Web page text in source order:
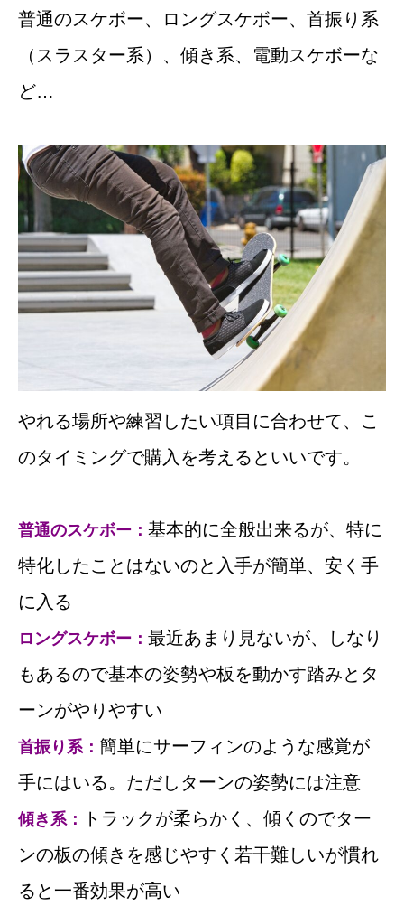
普通のスケボー、ロングスケボー、首振り系
（スラスター系）、傾き系、電動スケボーな
ど…
やれる場所や練習したい項目に合わせて、こ
のタイミングで購入を考えるといいです。
普通のスケボー： 基本的に全般出来るが、特に
特化したことはないのと入手が簡単、安く手
に入る
ロングスケボー： 最近あまり見ないが、しなり
もあるので基本の姿勢や板を動かす踏みとタ
ーンがやりやすい
首振り系： 簡単にサーフィンのような感覚が
手にはいる。ただしターンの姿勢には注意
傾き系：
トラックが柔らかく、傾くのでター
ンの板の傾きを感じやすく若干難しいが慣れ
ると一番効果が高い